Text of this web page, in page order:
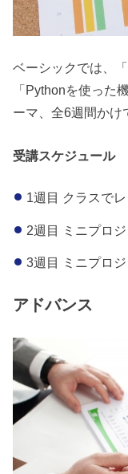
ベーシックでは、
「Pythonを使った
ーマ、全6週間かけ
受講スケジュール
1週目 クラスで
2週目 ミニプロ
3週目 ミニプロ
アドバンス